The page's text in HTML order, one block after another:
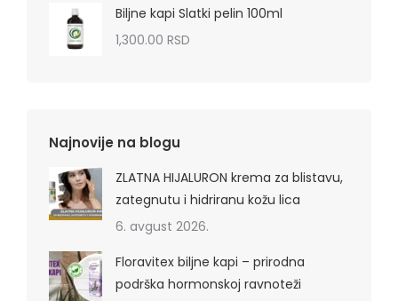
Biljne kapi Slatki pelin 100ml
1,300.00 RSD
Najnovije na blogu
ZLATNA HIJALURON krema za blistavu,
zategnutu i hidriranu kožu lica
6. avgust 2026.
Floravitex biljne kapi – prirodna
podrška hormonskoj ravnoteži